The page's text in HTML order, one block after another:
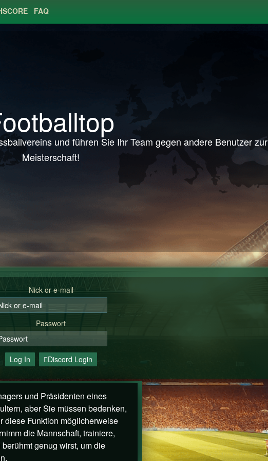
FAQ
und führen Sie Ihr Team gegen andere Benutzer zur
Meisterschaft!
Nick or e-mail
Passwort
Log In Discord Login
und Präsidenten eines
aber Sie müssen bedenken,
diese Funktion möglicherweise
die Mannschaft, trainiere,
genug wirst, um die